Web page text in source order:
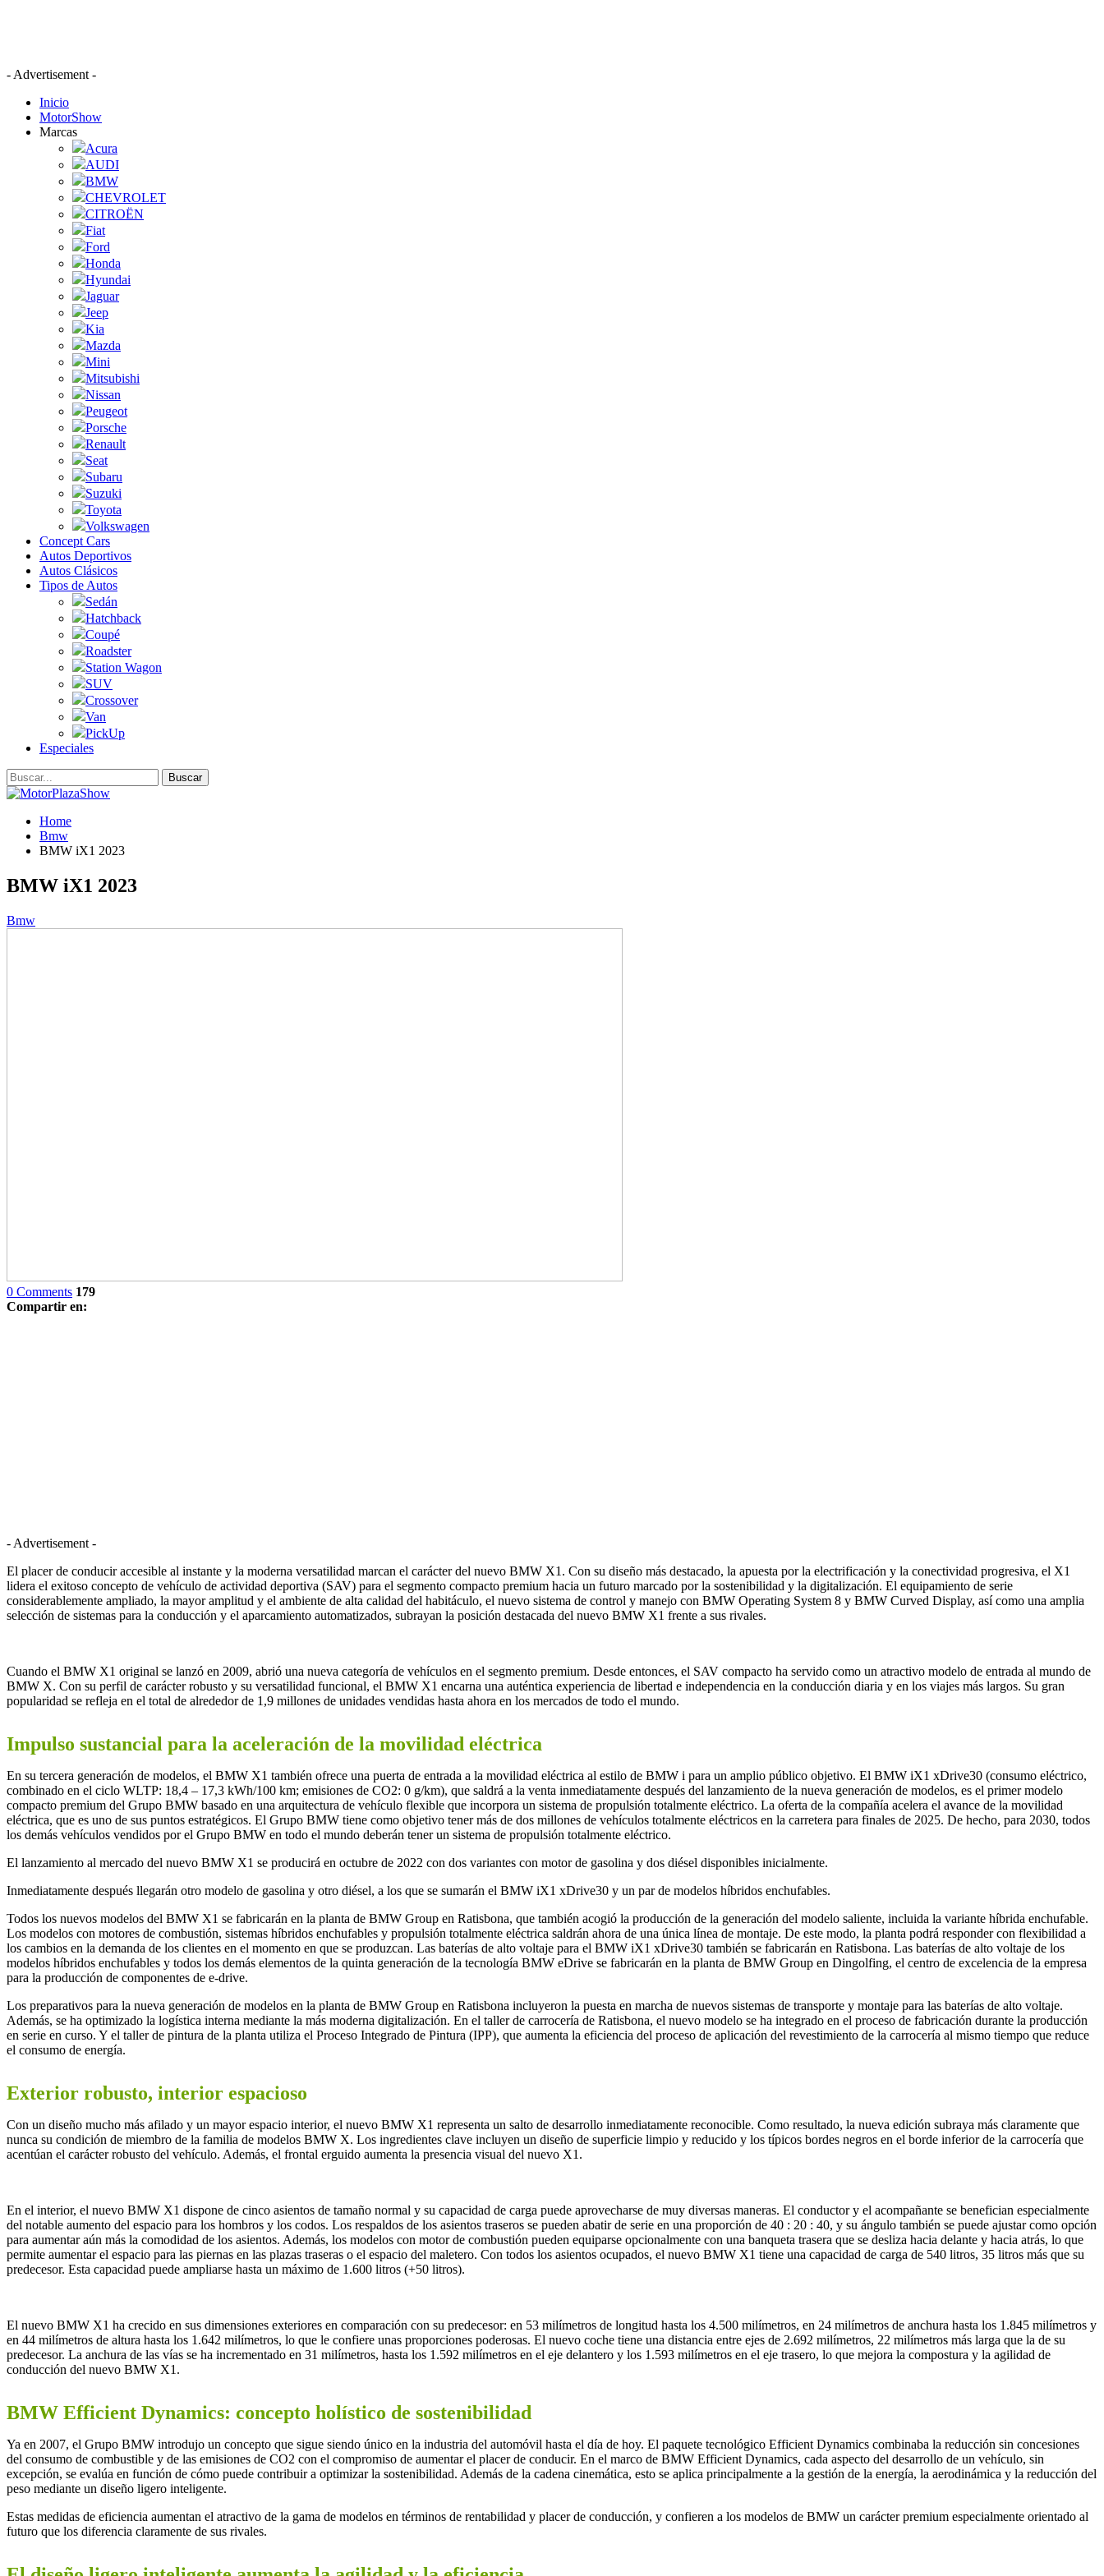
- Advertisement -
Inicio
MotorShow
Marcas
Acura
AUDI
BMW
CHEVROLET
CITROËN
Fiat
Ford
Honda
Hyundai
Jaguar
Jeep
Kia
Mazda
Mini
Mitsubishi
Nissan
Peugeot
Porsche
Renault
Seat
Subaru
Suzuki
Toyota
Volkswagen
Concept Cars
Autos Deportivos
Autos Clásicos
Tipos de Autos
Sedán
Hatchback
Coupé
Roadster
Station Wagon
SUV
Crossover
Van
PickUp
Especiales
Home
Bmw
BMW iX1 2023
BMW iX1 2023
Bmw
0 Comments 179
Compartir en:
- Advertisement -
El placer de conducir accesible al instante y la moderna versatilidad marcan el carácter del nuevo BMW X1. Con su diseño más destacado, la apuesta por la electrificación y la conectividad progresiva, el X1
lidera el exitoso concepto de vehículo de actividad deportiva (SAV) para el segmento compacto premium hacia un futuro marcado por la sostenibilidad y la digitalización. El equipamiento de serie
considerablemente ampliado, la mayor amplitud y el ambiente de alta calidad del habitáculo, el nuevo sistema de control y manejo con BMW Operating System 8 y BMW Curved Display, así como una amplia
selección de sistemas para la conducción y el aparcamiento automatizados, subrayan la posición destacada del nuevo BMW X1 frente a sus rivales.
Cuando el BMW X1 original se lanzó en 2009, abrió una nueva categoría de vehículos en el segmento premium. Desde entonces, el SAV compacto ha servido como un atractivo modelo de entrada al mundo de
BMW X. Con su perfil de carácter robusto y su versatilidad funcional, el BMW X1 encarna una auténtica experiencia de libertad e independencia en la conducción diaria y en los viajes más largos. Su gran
popularidad se refleja en el total de alrededor de 1,9 millones de unidades vendidas hasta ahora en los mercados de todo el mundo.
Impulso sustancial para la aceleración de la movilidad eléctrica
En su tercera generación de modelos, el BMW X1 también ofrece una puerta de entrada a la movilidad eléctrica al estilo de BMW i para un amplio público objetivo. El BMW iX1 xDrive30 (consumo eléctrico,
combinado en el ciclo WLTP: 18,4 – 17,3 kWh/100 km; emisiones de CO2: 0 g/km), que saldrá a la venta inmediatamente después del lanzamiento de la nueva generación de modelos, es el primer modelo
compacto premium del Grupo BMW basado en una arquitectura de vehículo flexible que incorpora un sistema de propulsión totalmente eléctrico. La oferta de la compañía acelera el avance de la movilidad
eléctrica, que es uno de sus puntos estratégicos. El Grupo BMW tiene como objetivo tener más de dos millones de vehículos totalmente eléctricos en la carretera para finales de 2025. De hecho, para 2030, todos
los demás vehículos vendidos por el Grupo BMW en todo el mundo deberán tener un sistema de propulsión totalmente eléctrico.
El lanzamiento al mercado del nuevo BMW X1 se producirá en octubre de 2022 con dos variantes con motor de gasolina y dos diésel disponibles inicialmente.
Inmediatamente después llegarán otro modelo de gasolina y otro diésel, a los que se sumarán el BMW iX1 xDrive30 y un par de modelos híbridos enchufables.
Todos los nuevos modelos del BMW X1 se fabricarán en la planta de BMW Group en Ratisbona, que también acogió la producción de la generación del modelo saliente, incluida la variante híbrida enchufable.
Los modelos con motores de combustión, sistemas híbridos enchufables y propulsión totalmente eléctrica saldrán ahora de una única línea de montaje. De este modo, la planta podrá responder con flexibilidad a
los cambios en la demanda de los clientes en el momento en que se produzcan. Las baterías de alto voltaje para el BMW iX1 xDrive30 también se fabricarán en Ratisbona. Las baterías de alto voltaje de los
modelos híbridos enchufables y todos los demás elementos de la quinta generación de la tecnología BMW eDrive se fabricarán en la planta de BMW Group en Dingolfing, el centro de excelencia de la empresa
para la producción de componentes de e-drive.
Los preparativos para la nueva generación de modelos en la planta de BMW Group en Ratisbona incluyeron la puesta en marcha de nuevos sistemas de transporte y montaje para las baterías de alto voltaje.
Además, se ha optimizado la logística interna mediante la más moderna digitalización. En el taller de carrocería de Ratisbona, el nuevo modelo se ha integrado en el proceso de fabricación durante la producción
en serie en curso. Y el taller de pintura de la planta utiliza el Proceso Integrado de Pintura (IPP), que aumenta la eficiencia del proceso de aplicación del revestimiento de la carrocería al mismo tiempo que reduce
el consumo de energía.
Exterior robusto, interior espacioso
Con un diseño mucho más afilado y un mayor espacio interior, el nuevo BMW X1 representa un salto de desarrollo inmediatamente reconocible. Como resultado, la nueva edición subraya más claramente que
nunca su condición de miembro de la familia de modelos BMW X. Los ingredientes clave incluyen un diseño de superficie limpio y reducido y los típicos bordes negros en el borde inferior de la carrocería que
acentúan el carácter robusto del vehículo. Además, el frontal erguido aumenta la presencia visual del nuevo X1.
En el interior, el nuevo BMW X1 dispone de cinco asientos de tamaño normal y su capacidad de carga puede aprovecharse de muy diversas maneras. El conductor y el acompañante se benefician especialmente
del notable aumento del espacio para los hombros y los codos. Los respaldos de los asientos traseros se pueden abatir de serie en una proporción de 40 : 20 : 40, y su ángulo también se puede ajustar como opción
para aumentar aún más la comodidad de los asientos. Además, los modelos con motor de combustión pueden equiparse opcionalmente con una banqueta trasera que se desliza hacia delante y hacia atrás, lo que
permite aumentar el espacio para las piernas en las plazas traseras o el espacio del maletero. Con todos los asientos ocupados, el nuevo BMW X1 tiene una capacidad de carga de 540 litros, 35 litros más que su
predecesor. Esta capacidad puede ampliarse hasta un máximo de 1.600 litros (+50 litros).
El nuevo BMW X1 ha crecido en sus dimensiones exteriores en comparación con su predecesor: en 53 milímetros de longitud hasta los 4.500 milímetros, en 24 milímetros de anchura hasta los 1.845 milímetros y
en 44 milímetros de altura hasta los 1.642 milímetros, lo que le confiere unas proporciones poderosas. El nuevo coche tiene una distancia entre ejes de 2.692 milímetros, 22 milímetros más larga que la de su
predecesor. La anchura de las vías se ha incrementado en 31 milímetros, hasta los 1.592 milímetros en el eje delantero y los 1.593 milímetros en el eje trasero, lo que mejora la compostura y la agilidad de
conducción del nuevo BMW X1.
BMW Efficient Dynamics: concepto holístico de sostenibilidad
Ya en 2007, el Grupo BMW introdujo un concepto que sigue siendo único en la industria del automóvil hasta el día de hoy. El paquete tecnológico Efficient Dynamics combinaba la reducción sin concesiones
del consumo de combustible y de las emisiones de CO2 con el compromiso de aumentar el placer de conducir. En el marco de BMW Efficient Dynamics, cada aspecto del desarrollo de un vehículo, sin
excepción, se evalúa en función de cómo puede contribuir a optimizar la sostenibilidad. Además de la cadena cinemática, esto se aplica principalmente a la gestión de la energía, la aerodinámica y la reducción del
peso mediante un diseño ligero inteligente.
Estas medidas de eficiencia aumentan el atractivo de la gama de modelos en términos de rentabilidad y placer de conducción, y confieren a los modelos de BMW un carácter premium especialmente orientado al
futuro que los diferencia claramente de sus rivales.